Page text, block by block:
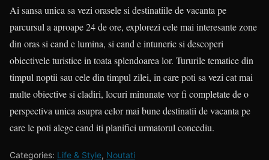
Ai sansa unica sa vezi orasele si destinatiile de vacanta pe
parcursul a aproape 24 de ore, explorezi cele mai interesante zone
din oras si cand e lumina, si cand e intuneric si descoperi
obiectivele turistice in toata splendoarea lor. Tururile tematice din
timpul noptii sau cele din timpul zilei, in care poti sa vezi cat mai
multe obiective si cladiri, locuri minunate vor fi completate de o
perspectiva unica asupra celor mai bune destinatii de vacanta pe
care le poti alege cand iti planifici urmatorul concediu.
Categories: Life & Style, Noutati